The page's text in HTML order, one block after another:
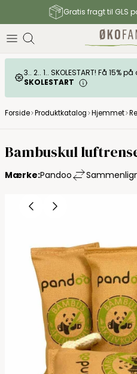
Gratis fragt til GLS
3.. 2.. 1.. SKOLESTART! Få
SKOLESTART
Forside Produktkatalog Hjemmet
Bambuskul
Mærke:Pandoo